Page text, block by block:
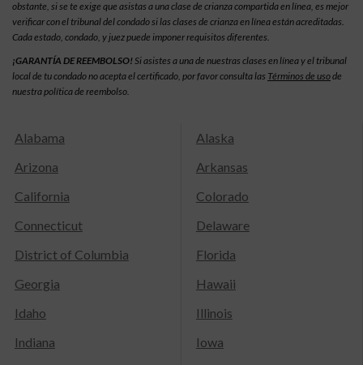
obstante, si se te exige que asistas a una clase de crianza compartida en línea, es mejor
verificar con el tribunal del condado si las clases de crianza en línea están acreditadas.
Cada estado, condado, y juez puede imponer requisitos diferentes.
¡GARANTÍA DE REEMBOLSO! Si asistes a una de nuestras clases en línea y el tribunal
local de tu condado no acepta el certificado, por favor consulta las Términos de usode
nuestra política de reembolso.
Alabama
Alaska
Arizona
Arkansas
California
Colorado
Connecticut
Delaware
District of Columbia
Florida
Georgia
Hawaii
Idaho
Illinois
Indiana
Iowa